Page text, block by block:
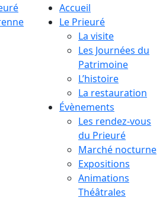
Accueil
Le Prieuré
La visite
Les Journées du
Patrimoine
L’histoire
La restauration
Évènements
Les rendez-vous
du Prieuré
Marché nocturne
Expositions
Animations
Théâtrales